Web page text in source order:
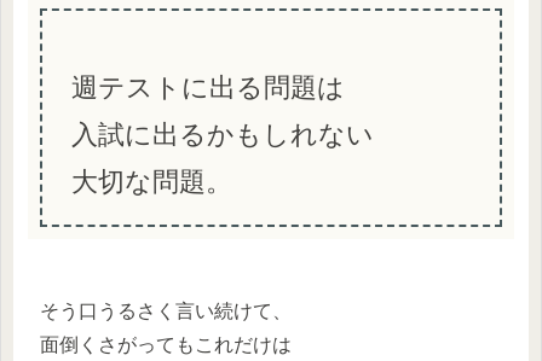
週テストに出る問題は
入試に出るかもしれない
大切な問題。
そう口うるさく言い続けて、
面倒くさがってもこれだけは